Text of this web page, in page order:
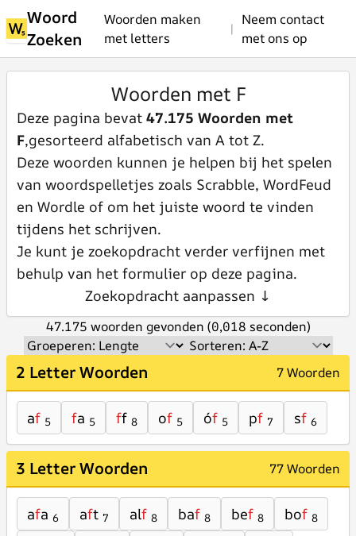
Woord
Zoeken
Woorden maken
met letters
|
Neem contact
met ons op
Woorden met F
Deze pagina bevat 47.175 Woorden met
F,gesorteerd alfabetisch van A tot Z.
Deze woorden kunnen je helpen bij het spelen
van woordspelletjes zoals Scrabble, WordFeud
en Wordle of om het juiste woord te vinden
tijdens het schrijven.
Je kunt je zoekopdracht verder verfijnen met
behulp van het formulier op deze pagina.
Zoekopdracht aanpassen ↓
47.175 woorden gevonden (0,018 seconden)
2 Letter Woorden 7 Woorden
af 5 fa 5 ff 8 of 5 óf 5 pf 7 sf 6
3 Letter Woorden 77 Woorden
afa 6 aft 7 alf 8 baf 8 bef 8 bof 8